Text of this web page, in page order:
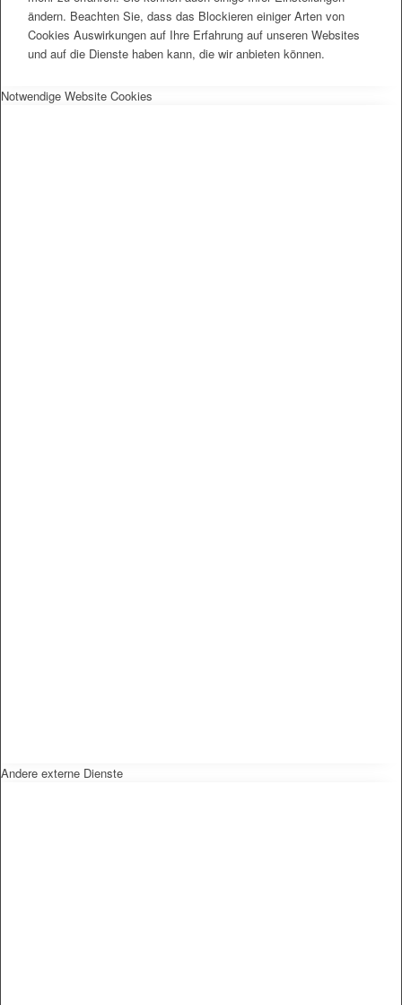
ändern. Beachten Sie, dass das Blockieren einiger Arten von
Cookies Auswirkungen auf Ihre Erfahrung auf unseren Websites
und auf die Dienste haben kann, die wir anbieten können.
Notwendige Website Cookies
Andere externe Dienste